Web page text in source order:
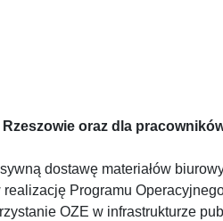
oraz dla
dostawę materiałów
Programu
OZE w infrastrukturze